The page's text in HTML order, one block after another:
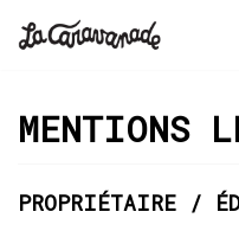
contenu
MENTIONS
PROPRIÉTAIRE /